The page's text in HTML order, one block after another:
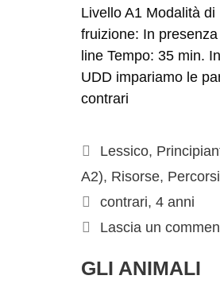
Livello A1 Modalità di
fruizione: In
line Tempo: 35 min.
UDD impariamo le
contrari
Lessico,
A2), Risorse, Percorsi
contrari,4 anni
Lascia un
GLI ANIMALI